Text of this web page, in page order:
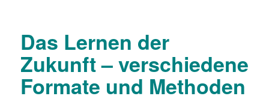
Das Lernen der
Zukunft – verschiedene
Formate und Methoden